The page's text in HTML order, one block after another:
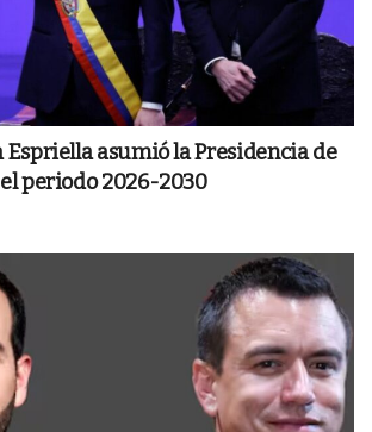
Espriella asumió la Presidencia de
periodo 2026-2030